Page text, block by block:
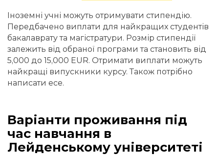
Іноземні учні можуть отримувати стипендію.
Передбачено виплати для найкращих студентів
бакалаврату та магістратури. Розмір стипендії
залежить від обраної програми та становить від
5,000 до 15,000 EUR. Отримати виплати можуть
найкращі випускники курсу. Також потрібно
написати есе.
Варіанти проживання під
час навчання в
Лейденському університеті